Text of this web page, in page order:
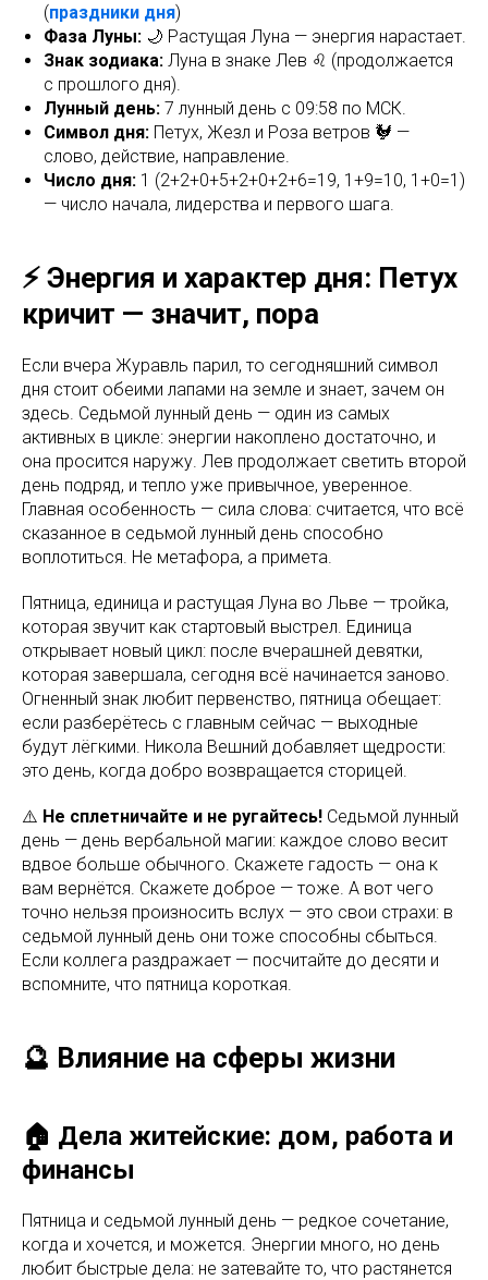
(праздники дня)
Фаза Луны: 🌙 Растущая Луна — энергия нарастает.
Знак зодиака: Луна в знаке Лев ♌ (продолжается
с прошлого дня).
Лунный день: 7 лунный день с 09:58 по МСК.
Символ дня: Петух, Жезл и Роза ветров 🐓 —
слово, действие, направление.
Число дня: 1 (2+2+0+5+2+0+2+6=19, 1+9=10, 1+0=1)
— число начала, лидерства и первого шага.
⚡ Энергия и характер дня: Петух
кричит — значит, пора
Если вчера Журавль парил, то сегодняшний символ
дня стоит обеими лапами на земле и знает, зачем он
здесь. Седьмой лунный день — один из самых
активных в цикле: энергии накоплено достаточно, и
она просится наружу. Лев продолжает светить второй
день подряд, и тепло уже привычное, уверенное.
Главная особенность — сила слова: считается, что всё
сказанное в седьмой лунный день способно
воплотиться. Не метафора, а примета.
Пятница, единица и растущая Луна во Льве — тройка,
которая звучит как стартовый выстрел. Единица
открывает новый цикл: после вчерашней девятки,
которая завершала, сегодня всё начинается заново.
Огненный знак любит первенство, пятница обещает:
если разберётесь с главным сейчас — выходные
будут лёгкими. Никола Вешний добавляет щедрости:
это день, когда добро возвращается сторицей.
⚠️ Не сплетничайте и не ругайтесь! Седьмой лунный
день — день вербальной магии: каждое слово весит
вдвое больше обычного. Скажете гадость — она к
вам вернётся. Скажете доброе — тоже. А вот чего
точно нельзя произносить вслух — это свои страхи: в
седьмой лунный день они тоже способны сбыться.
Если коллега раздражает — посчитайте до десяти и
вспомните, что пятница короткая.
🔮 Влияние на сферы жизни
🏠 Дела житейские: дом, работа и
финансы
Пятница и седьмой лунный день — редкое сочетание,
когда и хочется, и можется. Энергии много, но день
любит быстрые дела: не затевайте то, что растянется